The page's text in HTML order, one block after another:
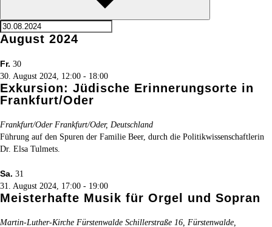
August 2024
Fr. 30
30. August 2024, 12:00 - 18:00
Exkursion: Jüdische Erinnerungsorte in
Frankfurt/Oder
Frankfurt/Oder Frankfurt/Oder, Deutschland
Führung auf den Spuren der Familie Beer, durch die Politikwissenschaftlerin
Dr. Elsa Tulmets.
Sa. 31
31. August 2024, 17:00 - 19:00
Meisterhafte Musik für Orgel und Sopran
Martin-Luther-Kirche Fürstenwalde Schillerstraße 16, Fürstenwalde,